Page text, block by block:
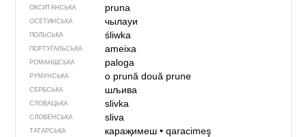
ОКСИТАНСЬКА pruna
ОСЕТИНСЬКА чылауи
ПОЛЬСЬКА śliwka
ПОРТУГАЛЬСЬКА ameixa
РОМАНШСЬКА paloga
РУМУНСЬКА o prunădouă prune
СЕРБСЬКА шљива
СЛОВАЦЬКА slivka
СЛОВЕНСЬКА sliva
ТАТАРСЬКА караҗимеш• qaracimeş